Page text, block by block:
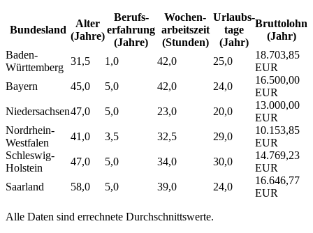
Bundesland
Alter
(Jahre)
Berufs­
erfahrung
(Jahre)
Wochen­
arbeitszeit
(Stunden)
Urlaubs­
tage
(Jahr)
Bruttolohn
(Jahr)
Baden-
Württemberg
31,5 1,0 42,0 25,0
18.703,85
EUR
Bayern
45,0 5,0 42,0 24,0
16.500,00
EUR
Niedersachsen47,0 5,0 23,0 20,0
13.000,00
EUR
Nordrhein-
Westfalen
41,0 3,5 32,5 29,0
10.153,85
EUR
Schleswig-
Holstein
47,0 5,0 34,0 30,0
14.769,23
EUR
Saarland
58,0 5,0 39,0 24,0
16.646,77
EUR
Alle Daten sind errechnete Durchschnittswerte.